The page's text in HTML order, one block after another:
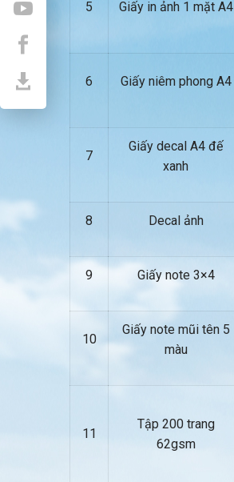
5 Giấy in ảnh 1 mặt A4
6 Giấy niêm phong A4
7
Giấy decal A4 đế
xanh
8 Decal ảnh
9 Giấy note 3×4
10
Giấy note mũi tên 5
màu
11
Tập 200 trang
62gsm